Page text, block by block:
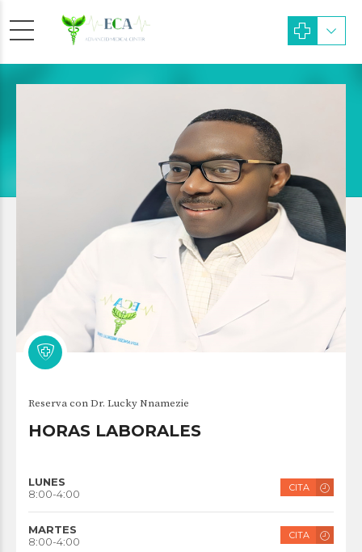
Dr. Lucky Nnamezie
Reserva con Dr. Lucky Nnamezie
HORAS LABORALES
LUNES
8:00-4:00
CITA
MARTES
8:00-4:00
CITA